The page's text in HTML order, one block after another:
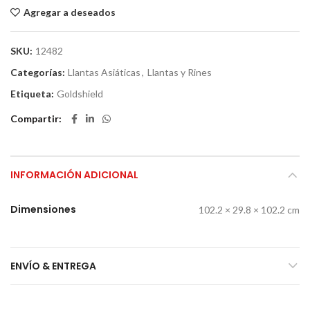
Agregar a deseados
SKU: 12482
Categorías: Llantas Asiáticas, Llantas y Rines
Etiqueta: Goldshield
Compartir
INFORMACIÓN ADICIONAL
Dimensiones 102.2 × 29.8 × 102.2 cm
ENVÍO & ENTREGA